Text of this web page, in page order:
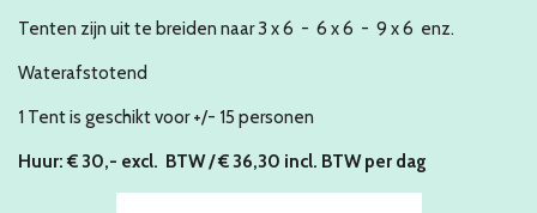
Tenten zijn uit te breiden naar 3 x 6 - 6 x 6 - 9 x 6 enz.
Waterafstotend
1 Tent is geschikt voor +/- 15 personen
Huur: € 30,- excl. BTW / € 36,30 incl. BTW per dag